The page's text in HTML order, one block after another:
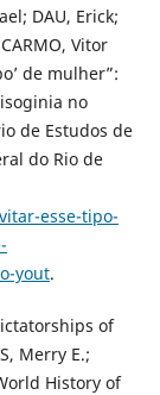
DAU, Erick;
Vitor
de mulher”:
no
de Estudos de
do Rio de
esse-tipo-
yout.
of
Merry E.;
History of